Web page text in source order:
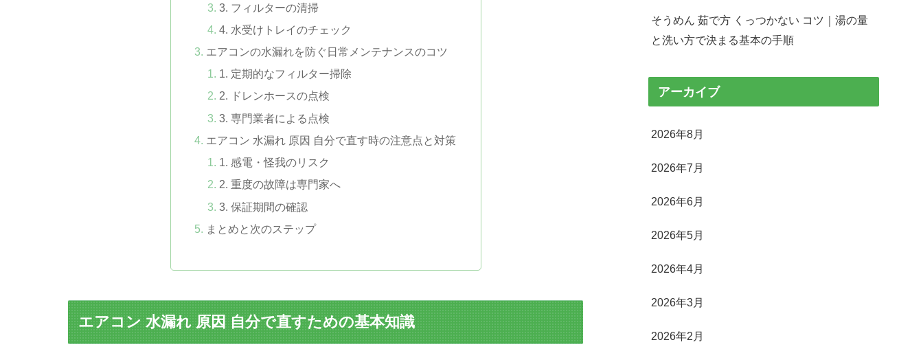
3. フィルターの清掃
4. 水受けトレイのチェック
エアコンの水漏れを防ぐ日常メンテナンスのコツ
1. 定期的なフィルター掃除
2. ドレンホースの点検
3. 専門業者による点検
エアコン 水漏れ 原因 自分で直す時の注意点と対策
1. 感電・怪我のリスク
2. 重度の故障は専門家へ
3. 保証期間の確認
まとめと次のステップ
エアコン 水漏れ 原因 自分で直すための基本知識
そうめん 茹で方 くっつかない コツ｜湯の量
と洗い方で決まる基本の手順
アーカイブ
2026年8月
2026年7月
2026年6月
2026年5月
2026年4月
2026年3月
2026年2月